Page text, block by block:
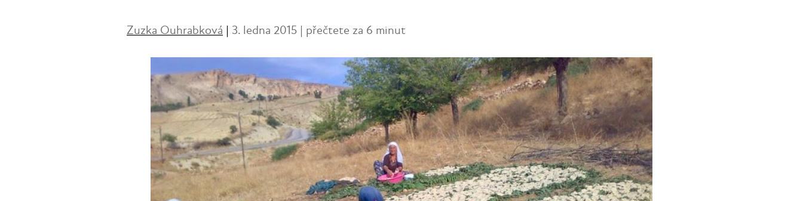
Zuzka Ouhrabková | 3. ledna 2015 | přečtete za 6 minut